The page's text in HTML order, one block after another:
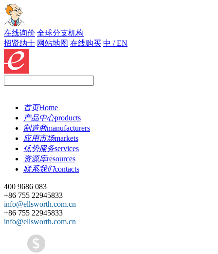
在线询价 全球分支机构
招贤纳士 网站地图 在线购买 中 / EN
首页Home
产品中心products
制造商manufacturers
应用市场markets
优势服务services
资源库resources
联系我们contacts
400 9686 083
+86 755 22945833
info@ellsworth.com.cn
+86 755 22945833
info@ellsworth.com.cn